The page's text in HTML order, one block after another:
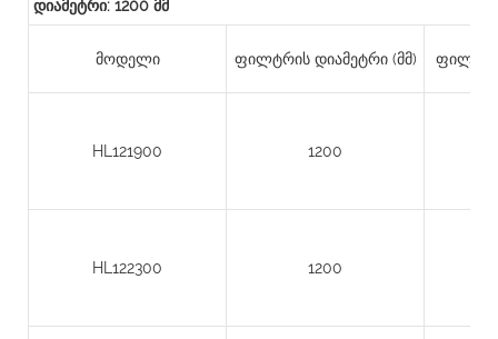
დიამეტრი: 1200 მმ
მოდელი ფილტრის დიამეტრი (მმ)
HL121900 1200
HL122300 1200